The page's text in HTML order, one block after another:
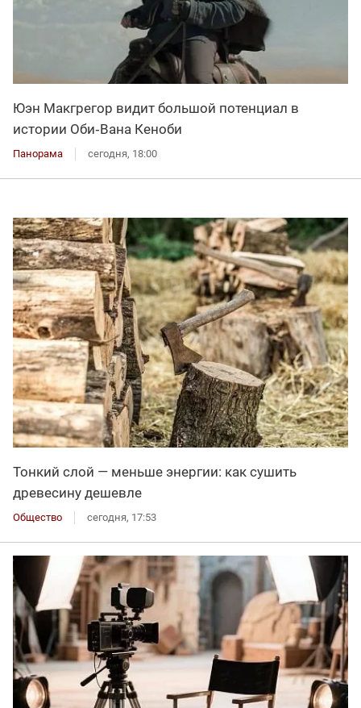
Юэн Макгрегор видит большой потенциал в
истории Оби‑Вана Кеноби
Панорама сегодня, 18:00
Тонкий слой — меньше энергии: как сушить
древесину дешевле
Общество сегодня, 17:53